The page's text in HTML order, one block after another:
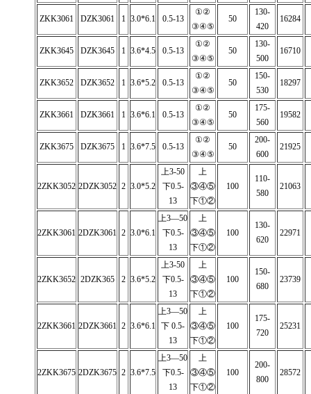
ZKK3061 DZK3061 1 3.0*6.1 0.5-13
①②
③④⑤
50
130-
420
16284
ZKK3645 DZK3645 1 3.6*4.5 0.5-13
①②
③④⑤
50
130-
500
16710
ZKK3652 DZK3652 1 3.6*5.2 0.5-13
①②
③④⑤
50
150-
530
18297
ZKK3661 DZK3661 1 3.6*6.1 0.5-13
①②
③④⑤
50
175-
560
19582
ZKK3675 DZK3675 1 3.6*7.5 0.5-13
①②
③④⑤
50
200-
600
21925
2ZKK3052 2DZK3052 2 3.0*5.2
上3-50
下0.5-
13
上
③④⑤
下①②
100
110-
580
21063
2ZKK3061 2DZK3061 2 3.0*6.1
上3—50
下0.5-
13
上
③④⑤
下①②
100
130-
620
22971
2ZKK3652 2DZK365 2 3.6*5.2
上3-50
下0.5-
13
上
③④⑤
下①②
100
150-
680
23739
2ZKK3661 2DZK3661 2 3.6*6.1
上3—50
下 0.5-
13
上
③④⑤
下①②
100
175-
720
25231
2ZKK3675 2DZK3675 2 3.6*7.5
上3—50
下0.5-
13
上
③④⑤
下①②
100
200-
800
28572